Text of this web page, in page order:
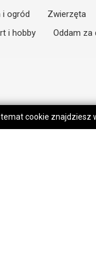
i ogród Zwierzęta
i hobby
Oddam za
cookie znajdziesz